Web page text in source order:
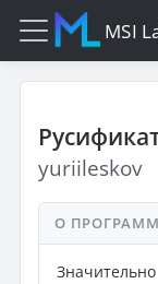
MSI
yuriileskov
О